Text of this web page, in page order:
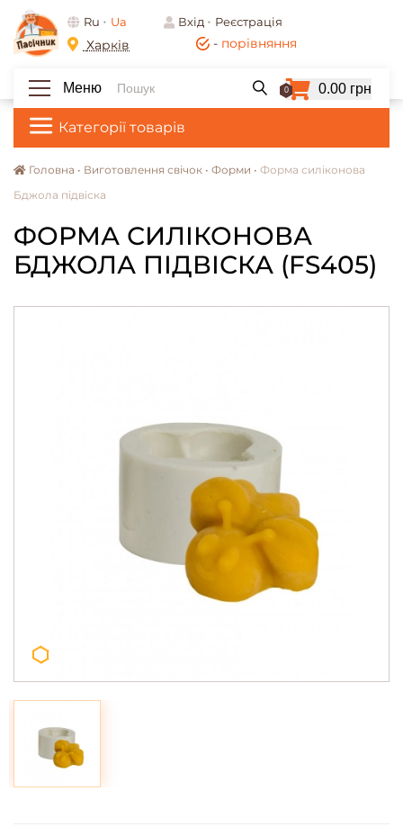
- порівняння
Ru Ua Вхід Реєстрація
Харків
Категорії товарів
Меню 0 0.00 грн
Головна • Виготовлення свічок • Форми • Форма силіконова
Бджола підвіска
ФОРМА СИЛІКОНОВА
БДЖОЛА ПІДВІСКА (FS405)